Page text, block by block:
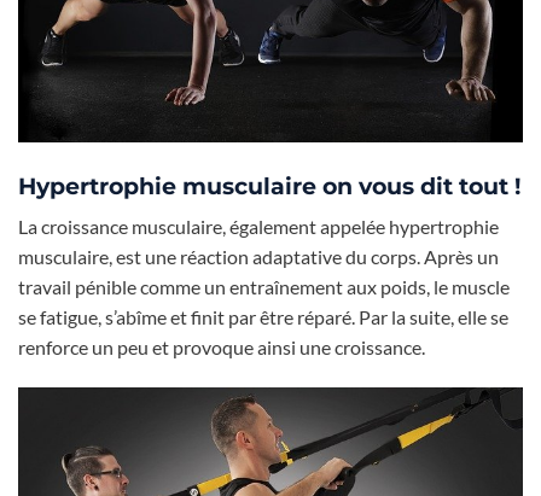
Hypertrophie musculaire on vous dit tout !
La croissance musculaire, également appelée hypertrophie
musculaire, est une réaction adaptative du corps. Après un
travail pénible comme un entraînement aux poids, le muscle
se fatigue, s’abîme et finit par être réparé. Par la suite, elle se
renforce un peu et provoque ainsi une croissance.